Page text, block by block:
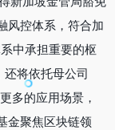
风控体系，符合加
中承担重要的枢
将依托母公司
多的应用场景，
金聚焦区块链领